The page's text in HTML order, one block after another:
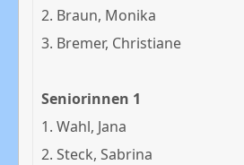
2. Braun, Monika
3. Bremer, Christiane
Seniorinnen 1
1. Wahl, Jana
2. Steck, Sabrina